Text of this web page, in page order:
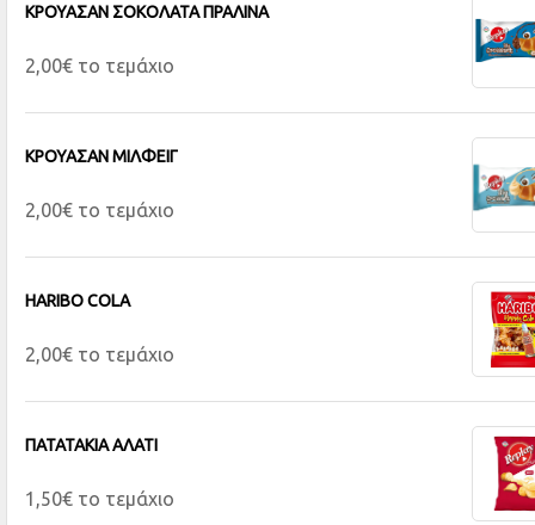
ΚΡΟΥΑΣΑΝ ΣΟΚΟΛΑΤΑ ΠΡΑΛΙΝΑ
2,00€ το τεμάχιο
ΚΡΟΥΑΣΑΝ ΜΙΛΦΕΙΓ
2,00€ το τεμάχιο
HARIBO COLA
2,00€ το τεμάχιο
ΠΑΤΑΤΑΚΙΑ ΑΛΑΤΙ
1,50€ το τεμάχιο